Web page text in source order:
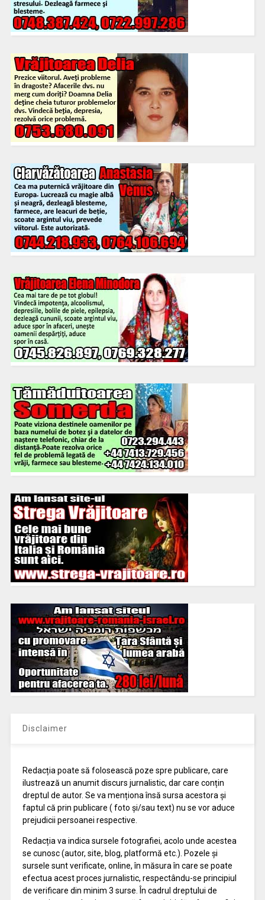
Disclaimer
Redacția poate să folosească poze spre publicare, care
ilustrează un anumit discurs jurnalistic, dar care conțin
dreptul de autor. Se va menționa însă sursa acestora și
faptul că prin publicare ( foto și/sau text) nu se vor aduce
prejudicii persoanei respective.
Redacția va indica sursele fotografiei, acolo unde acestea
se cunosc (autor, site, blog, platformă etc.). Pozele și
sursele sunt verificate, online, în măsura în care se poate
efectua acest proces jurnalistic, respectându-se principiul
de verificare din minim 3 surse. În cadrul dreptului de